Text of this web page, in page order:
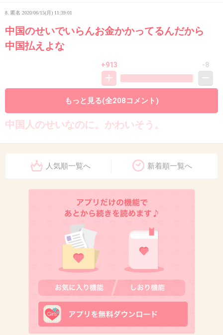
8. 匿名 2020/06/15(月) 11:39:01
中国のせいでいらんお金かかってるんだから
中国払えよな
+913 -8
中国人のせいなのに。かわいそう。
+555 -5
保険制度はあっても金持ちしか
入れないような制度だからね
仕方ないんじゃない
2020/06/15(月) 11:39:29
日本は医療保険制度がしっかりしているから、
アメリカと比較にならない。
もっと見る(全208コメント)
人気順一覧へ 新着順一覧へ